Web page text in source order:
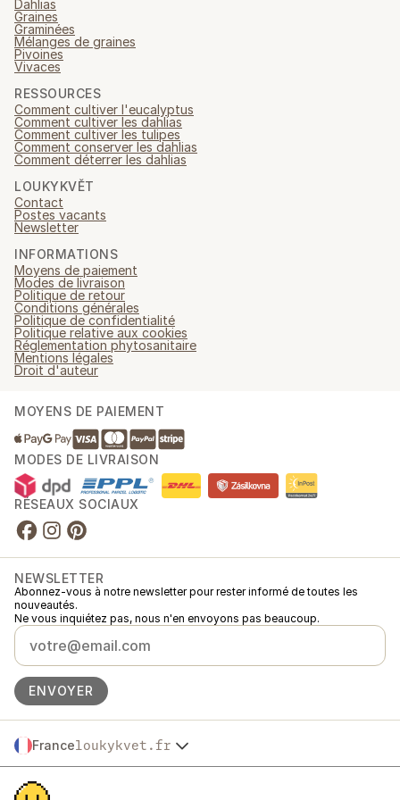
Dahlias
Graines
Graminées
Mélanges de graines
Pivoines
Vivaces
RESSOURCES
Comment cultiver l'eucalyptus
Comment cultiver les dahlias
Comment cultiver les tulipes
Comment conserver les dahlias
Comment déterrer les dahlias
LOUKYKVĚT
Contact
Postes vacants
Newsletter
INFORMATIONS
Moyens de paiement
Modes de livraison
Politique de retour
Conditions générales
Politique de confidentialité
Politique relative aux cookies
Réglementation phytosanitaire
Mentions légales
Droit d'auteur
MOYENS DE PAIEMENT
MODES DE LIVRAISON
RÉSEAUX SOCIAUX
NEWSLETTER
Abonnez-vous à notre newsletter pour rester informé de toutes les
nouveautés.
Ne vous inquiétez pas, nous n'en envoyons pas beaucoup.
ENVOYER
Franceloukykvet.fr
Česko
Slovensko
Loukykvět s.r.o. est immatriculée au Registre du Commerce du Tribunal